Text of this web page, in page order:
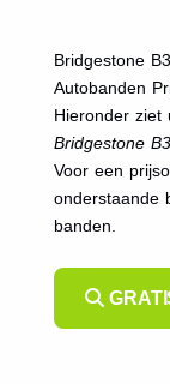
Bridgestone
Autobanden
Hieronder ziet
Bridgestone
Voor een
onderstaande
banden.